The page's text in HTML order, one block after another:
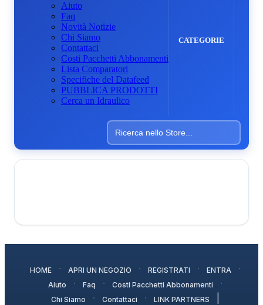
Aiuto
Faq
Novità Notizie
Chi Siamo
Contattaci
Costi Pacchetti Abbonamenti
Lista Comparatori
Specifiche del Datafeed
PUBBLICA PRODOTTI
Cerca un Idraulico
CATEGORIE
HOME · APRI UN NEGOZIO · REGISTRATI · ENTRA ·
Aiuto · Faq · Costi Pacchetti Abbonamenti ·
Chi Siamo · Contattaci · LINK PARTNERS